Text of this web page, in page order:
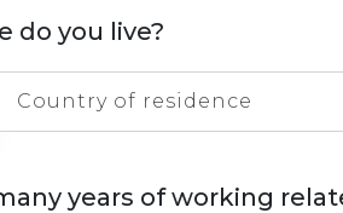
do you live?
Country of residence
years of working